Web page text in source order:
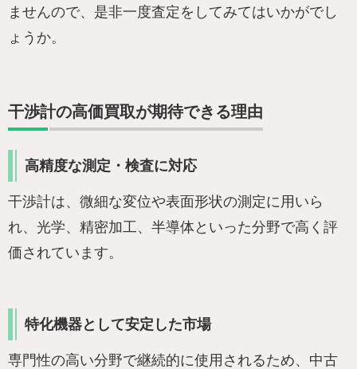
ませんので、是非一度査定をしてみてはいかがでし
ょうか。
干渉計の高価買取が期待できる理由
高精度な測定・検査に対応
干渉計は、微細な変位や表面形状の測定に用いら
れ、光学、精密加工、半導体といった分野で高く評
価されています。
特化機器として安定した市場
専門性の高い分野で継続的に使用されるため、中古